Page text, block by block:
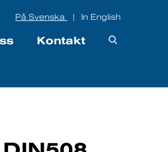
På Svenska In English
Kontakt